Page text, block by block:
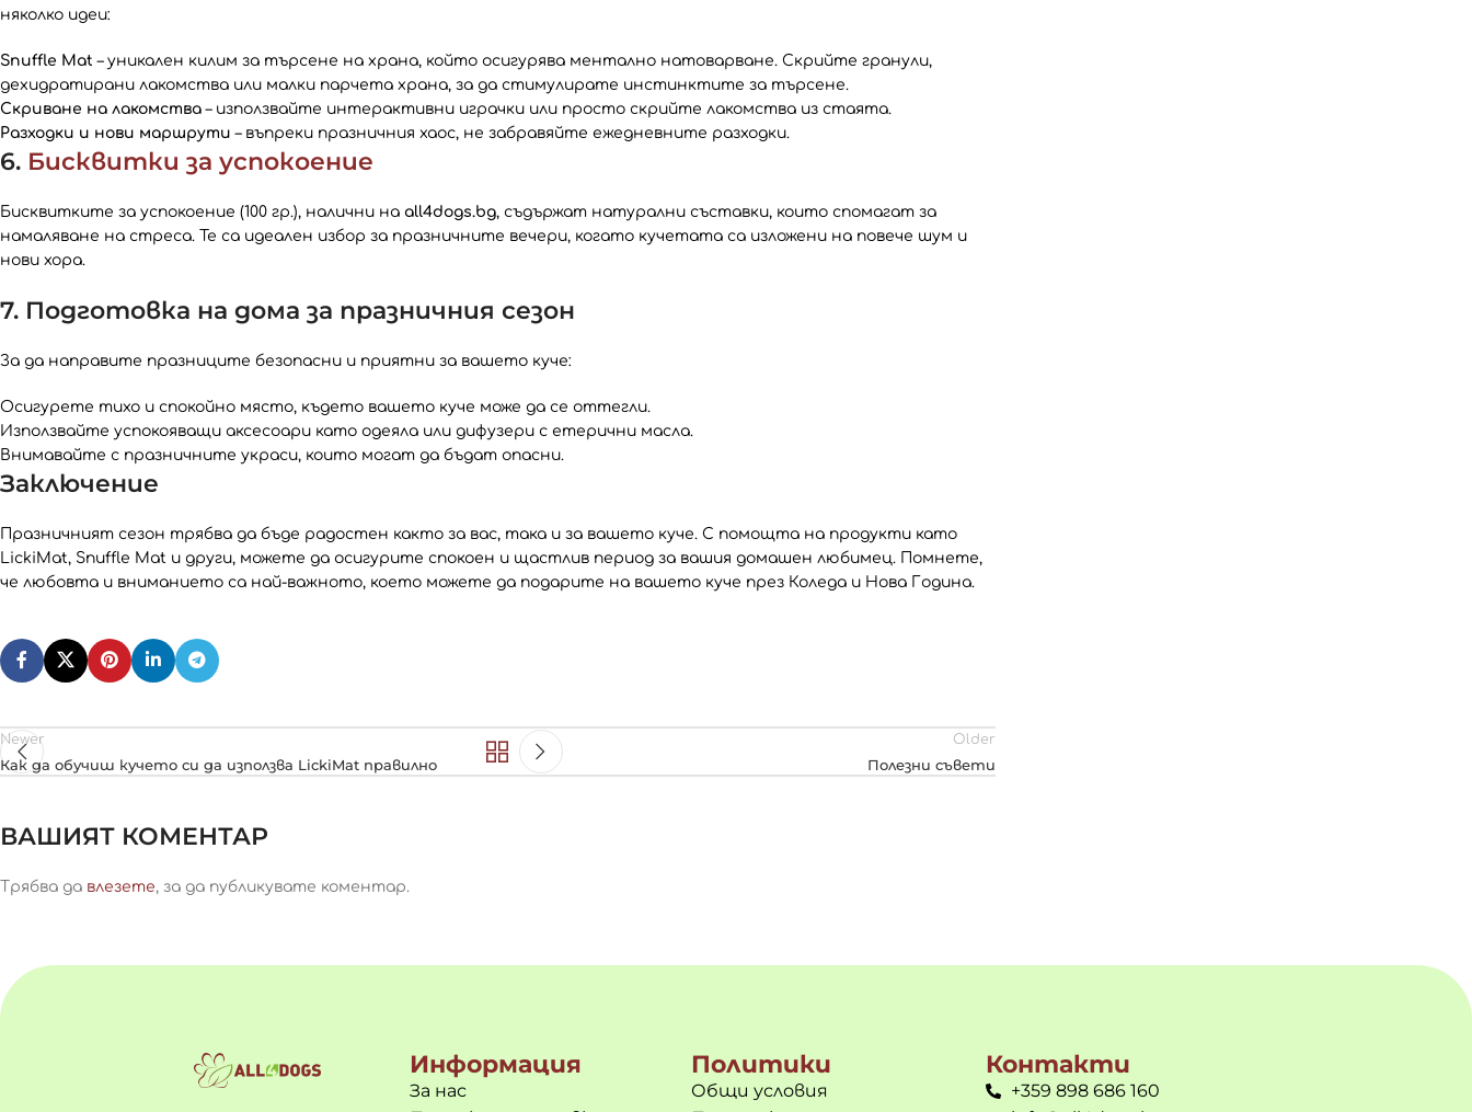
няколко идеи:
Snuffle Mat – уникален килим за търсене на храна, който осигурява ментално натоварване. Скрийте гранули,
дехидратирани лакомства или малки парчета храна, за да стимулирате инстинктите за търсене.
Скриване на лакомства – използвайте интерактивни играчки или просто скрийте лакомства из стаята.
Разходки и нови маршрути – въпреки празничния хаос, не забравяйте ежедневните разходки.
6. Бисквитки за успокоение
Бисквитките за успокоение (100 гр.), налични на all4dogs.bg, съдържат натурални съставки, които спомагат за
намаляване на стреса. Те са идеален избор за празничните вечери, когато кучетата са изложени на повече шум и
нови хора.
7. Подготовка на дома за празничния сезон
За да направите празниците безопасни и приятни за вашето куче:
Осигурете тихо и спокойно място, където вашето куче може да се оттегли.
Използвайте успокояващи аксесоари като одеяла или дифузери с етерични масла.
Внимавайте с празничните украси, които могат да бъдат опасни.
Заключение
Празничният сезон трябва да бъде радостен както за вас, така и за вашето куче. С помощта на продукти като
LickiMat, Snuffle Mat и други, можете да осигурите спокоен и щастлив период за вашия домашен любимец. Помнете,
че любовта и вниманието са най-важното, което можете да подарите на вашето куче през Коледа и Нова Година.
Newer
Как да обучиш кучето си да използва LickiMat правилно
Older
Полезни съвети
ВАШИЯТ КОМЕНТАР
Трябва да влезете, за да публикувате коментар.
Информация
За нас
Политики
Общи условия
Контакти
+359 898 686 160